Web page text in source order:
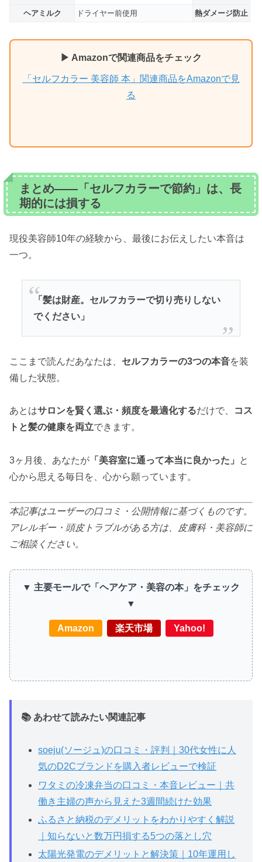
ヘアミルク
ドライヤー前使用 熱ダメージ防止
▶ Amazonで関連商品をチェック
「セルフカラー 美容師 本」関連商品をAmazonで見
る
まとめ——「セルフカラーで節約」は、長
期的には損する
現役美容師10年の経験から、最後にお伝えしたい本音は
一つ。
「髪は財産。セルフカラーで切り売りしない
でください」
ここまで読んだあなたは、 セルフカラーの3つの本音を装
備した状態。
あとはサロンを賢く選ぶ・頻度を最適化するだけで、
コス
トと髪の健康を両立できます。
3ヶ月後、あなたが 「美容室に通って本当に良かった」
と
心から思える毎日を、心から願っています。
本記事はユーザーの口コミ・公開情報に基づくものです。
アレルギー・頭皮トラブルがある方は、皮膚科・美容師に
ご相談ください。
▼ 主要モールで「ヘアケア・美容の本」をチェック
▼
Amazon 楽天市場 Yahoo!
📚 あわせて読みたい関連記事
soeju(ソージュ)の口コミ・評判｜30代女性に人
気のD2Cブランドを購入者レビューで検証
ワタミの冷凍弁当の口コミ・本音レビュー｜共
働き主婦の声から見えた3週間続けた効果
ふるさと納税のデメリットをわかりやすく解説
｜知らないと数万円損する5つの落とし穴
太陽光発電のデメリットと解決策｜10年運用し